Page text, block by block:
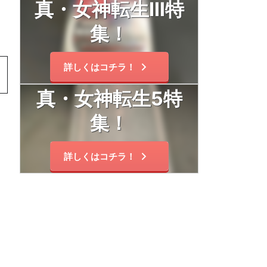
真・女神転生Ⅲ特
集！
詳しくはコチラ！
真・女神転生5特
集！
詳しくはコチラ！